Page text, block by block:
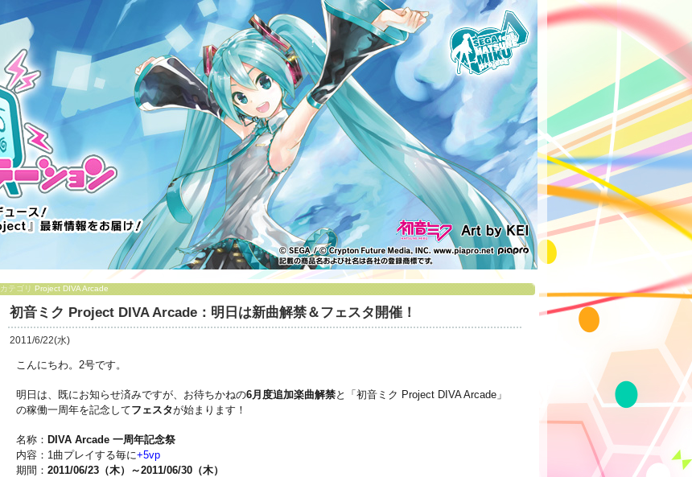
カテゴリ Project DIVA Arcade
初音ミク Project DIVA Arcade：明日は新曲解禁＆フェスタ開催！
2011/6/22(水)
こんにちわ。2号です。
明日は、既にお知らせ済みですが、お待ちかねの6月度追加楽曲解禁と「初音ミク Project DIVA Arcade」
の稼働一周年を記念してフェスタが始まります！
名称： DIVA Arcade 一周年記念祭
内容：1曲プレイする毎に+5vp
期間： 2011/06/23（木）～2011/06/30（木）